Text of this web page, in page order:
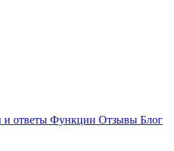
ответы Функции Отзывы Блог